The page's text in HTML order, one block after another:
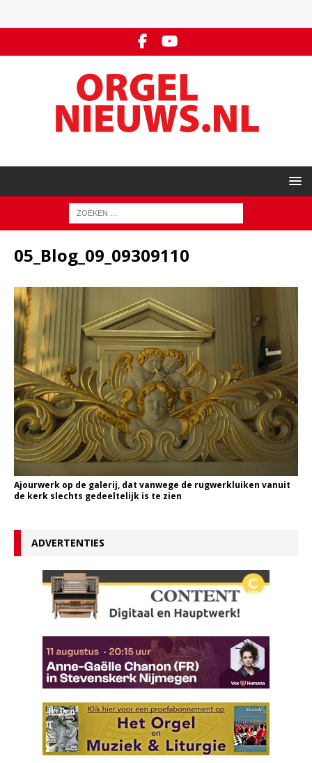
05_Blog_09_09309110
Ajourwerk op de galerij, dat vanwege de rugwerkluiken vanuit
de kerk slechts gedeeltelijk is te zien
ADVERTENTIES